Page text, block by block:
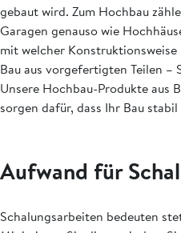
gebaut wird. Zum Hochbau
Garagen genauso wie
mit welcher
Bau aus vorgefertigten Teilen –
Unsere Hochbau-Produkte aus
sorgen dafür, dass Ihr Bau
Aufwand für
Schalungsarbeiten bedeuten